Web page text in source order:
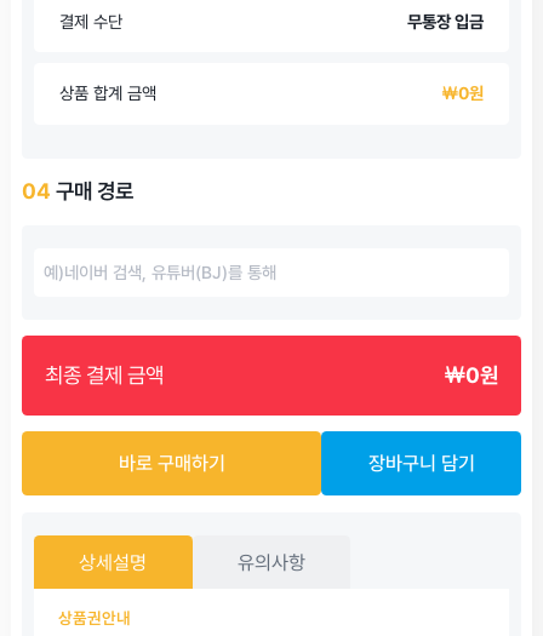
결제 수단 무통장 입금
상품 합계 금액 ￦0원
04 구매 경로
최종 결제 금액 ￦0원
바로 구매하기 장바구니 담기
상세설명 유의사항
상품권안내